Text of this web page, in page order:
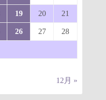
19 20 21
26 27 28
12月 »